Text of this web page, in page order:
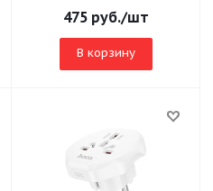
475 руб./шт
В корзину